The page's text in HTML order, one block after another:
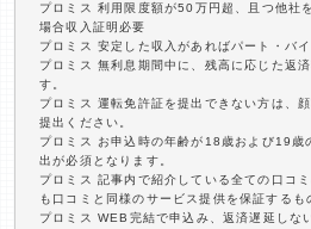
プロミス 利用限度額が50万円超、且つ他社
場合収入証明必要
プロミス 安定した収入があればパート・バ
プロミス 無利息期間中に、残高に応じた返
す。
プロミス 運転免許証を提出できない方は、
提出ください。
プロミス お申込時の年齢が18歳および19歳
出が必須となります。
プロミス 記事内で紹介している全ての口コ
も口コミと同様のサービス提供を保証するも
プロミス WEB完結で申込み、返済遅延しな